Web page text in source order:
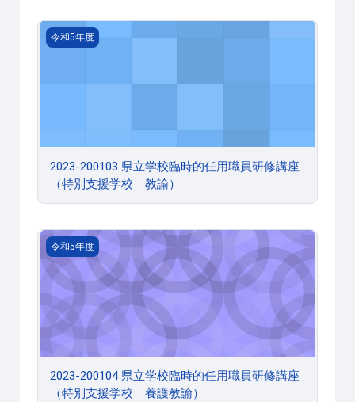
2023-200103 県立学校臨時的任用職員研修講座（特別支
令和5年度
2023-200103 県立学校臨時的任用職員研修講座
（特別支援学校 教諭）
2023-200104 県立学校臨時的任用職員研修講座（特別支
令和5年度
2023-200104 県立学校臨時的任用職員研修講座
（特別支援学校 養護教諭）